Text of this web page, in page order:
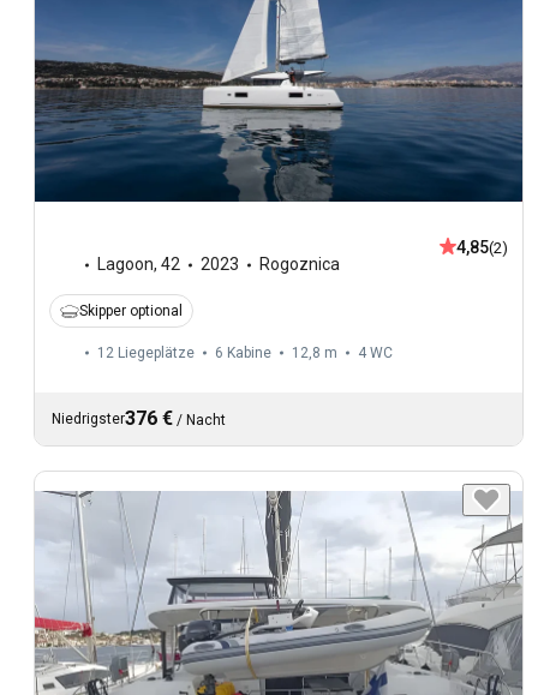
Lagoon, 42 2023 Rogoznica
4,85(2)
Skipper optional
12 Liegeplätze 6 Kabine 12,8 m 4 WC
Niedrigster376 € / Nacht